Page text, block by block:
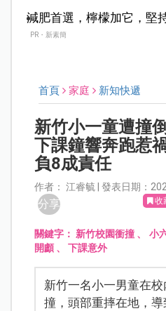
減肥首選，檸檬加它，堅
PR・新素簡
首頁 家庭 新知快遞
新竹小一童遭撞
下課鐘響奔跑惹
負8成責任
作者： 江睿毓 | 發表日期：
分享 收
關鍵字：新竹校園衝撞 、 小
開顱、下課意外
新竹一名小一男童在
撞，頭部重摔在地，